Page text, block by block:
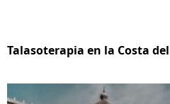
Talasoterapia en la Costa